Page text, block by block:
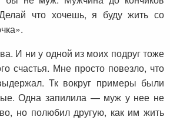
что хочешь, я буду жить со
И ни у одной из моих подруг тоже
счастья. Мне просто повезло, что
Тк вокруг примеры были
Одна запилила — муж у нее не
но полюбил другую, как им жить